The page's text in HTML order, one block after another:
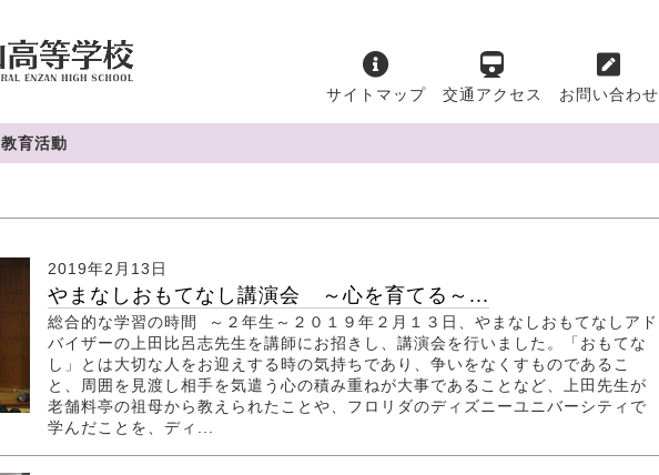
サイトマップ 交通アクセス お問い合わせ
教育活動
2019年2月13日
やまなしおもてなし講演会 ～心を育てる～...
総合的な学習の時間 ～２年生～２０１９年２月１３日、やまなしおもてなしアド
バイザーの上田比呂志先生を講師にお招きし、講演会を行いました。「おもてな
し」とは大切な人をお迎えする時の気持ちであり、争いをなくすものであるこ
と、周囲を見渡し相手を気遣う心の積み重ねが大事であることなど、上田先生が
老舗料亭の祖母から教えられたことや、フロリダのディズニーユニバーシティで
学んだことを、ディ...